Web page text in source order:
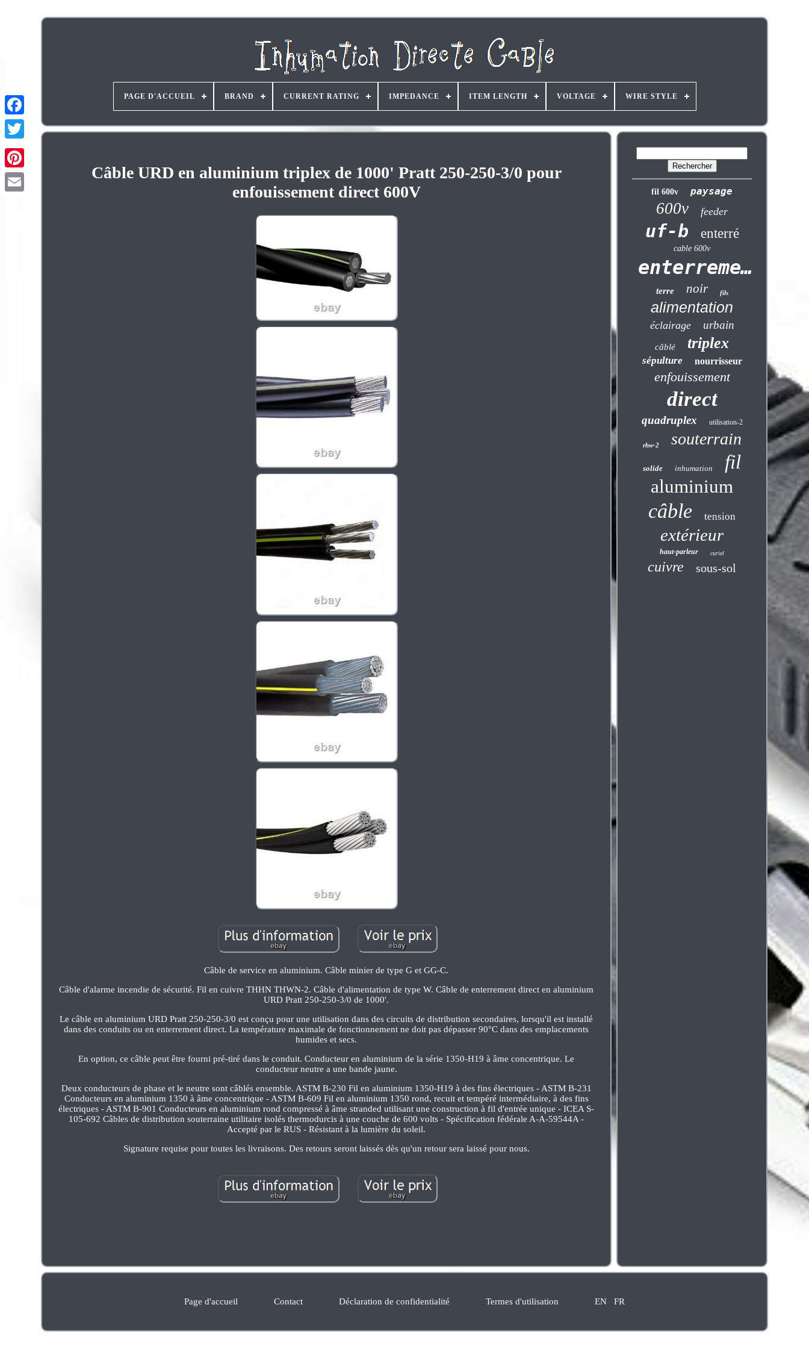
Pinterest
PAGE D'ACCUEIL BRAND CURRENT RATING IMPEDANCE ITEM LENGTH VOLTAGE WIRE STYLE
Câble URD en aluminium triplex de 1000' Pratt 250-250-3/0 pour
enfouissement direct 600V
Câble de service en aluminium. Câble minier de type G et GG-C.
Câble d'alarme incendie de sécurité. Fil en cuivre THHN THWN-2. Câble d'alimentation de type W. Câble de enterrement direct en aluminium
URD Pratt 250-250-3/0 de 1000'.
Le câble en aluminium URD Pratt 250-250-3/0 est conçu pour une utilisation dans des circuits de distribution secondaires, lorsqu'il est installé
dans des conduits ou en enterrement direct. La température maximale de fonctionnement ne doit pas dépasser 90°C dans des emplacements
humides et secs.
En option, ce câble peut être fourni pré-tiré dans le conduit. Conducteur en aluminium de la série 1350-H19 à âme concentrique. Le
conducteur neutre a une bande jaune.
Deux conducteurs de phase et le neutre sont câblés ensemble. ASTM B-230 Fil en aluminium 1350-H19 à des fins électriques - ASTM B-231
Conducteurs en aluminium 1350 à âme concentrique - ASTM B-609 Fil en aluminium 1350 rond, recuit et tempéré intermédiaire, à des fins
électriques - ASTM B-901 Conducteurs en aluminium rond compressé à âme stranded utilisant une construction à fil d'entrée unique - ICEA S-
105-692 Câbles de distribution souterraine utilitaire isolés thermodurcis à une couche de 600 volts - Spécification fédérale A-A-59544A -
Accepté par le RUS - Résistant à la lumière du soleil.
Signature requise pour toutes les livraisons. Des retours seront laissés dès qu'un retour sera laissé pour nous.
fil 600v paysage
600v feeder
uf-b enterré
cable 600v
enterrement
terre noir fils
alimentation
éclairage urbain
câblé triplex
sépulture nourrisseur
enfouissement
direct
quadruplex utilisation-2
rhw-2 souterrain
solide inhumation fil
aluminium
câble tension
extérieur
haut-parleur curiel
cuivre sous-sol
Page d'accueil Contact Déclaration de confidentialité Termes d'utilisation EN FR